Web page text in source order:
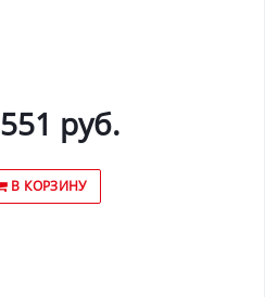
551 руб.
В КОРЗИНУ